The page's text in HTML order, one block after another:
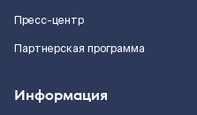
Пресс-центр
Партнерская программа
Информация